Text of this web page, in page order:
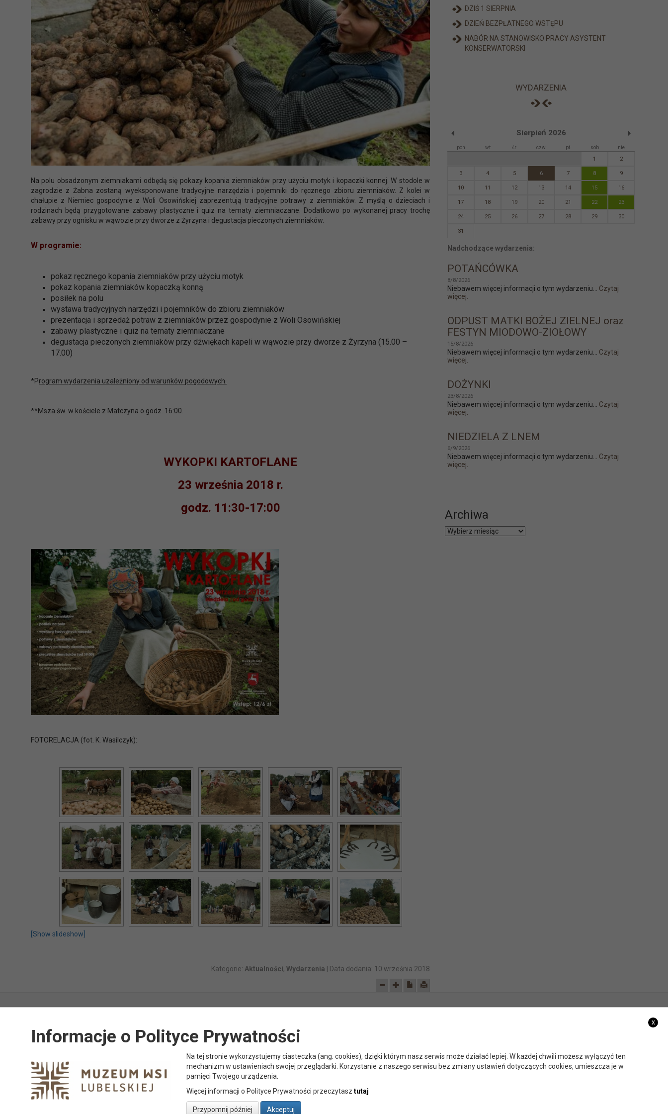
Na polu obsadzonym ziemniakami odbędą się pokazy kopania ziemniaków przy użyciu motyk i kopaczki konnej. W stodole w
zagrodzie z Żabna zostaną wyeksponowane tradycyjne narzędzia i pojemniki do ręcznego zbioru ziemniaków. Z kolei w
chałupie z Niemiec gospodynie z Woli Osowińskiej zaprezentują tradycyjne potrawy z ziemniaków. Z myślą o dzieciach i
rodzinach będą przygotowane zabawy plastyczne i quiz na tematy ziemniaczane. Dodatkowo po wykonanej pracy trochę
zabawy przy ognisku w wąwozie przy dworze z Żyrzyna i degustacja pieczonych ziemniaków.
W programie:
pokaz ręcznego kopania ziemniaków przy użyciu motyk
pokaz kopania ziemniaków kopaczką konną
posiłek na polu
wystawa tradycyjnych narzędzi i pojemników do zbioru ziemniaków
prezentacja i sprzedaż potraw z ziemniaków przez gospodynie z Woli Osowińskiej
zabawy plastyczne i quiz na tematy ziemniaczane
degustacja pieczonych ziemniaków przy dźwiękach kapeli w wąwozie przy dworze z Żyrzyna (15.00 –
17.00)
*Program wydarzenia uzależniony od warunków pogodowych.
**Msza św. w kościele z Matczyna o godz. 16:00.
WYKOPKI KARTOFLANE
23 września 2018 r.
godz. 11:30-17:00
FOTORELACJA (fot. K. Wasilczyk):
[Show slideshow]
Kategorie: Aktualności,Wydarzenia | Data dodania: 10 września 2018
DZIŚ 1 SIERPNIA
DZIEŃ BEZPŁATNEGO WSTĘPU
NABÓR NA STANOWISKO PRACY ASYSTENT
KONSERWATORSKI
WYDARZENIA
Sierpień 2026
pon wt śr czw pt sob nie
1 2
3 4 5 6 7 8 9
10 11 12 13 14 15 16
17 18 19 20 21 22 23
24 25 26 27 28 29 30
31
Nadchodzące wydarzenia:
POTAŃCÓWKA
8/8/2026
Niebawem więcej informacji o tym wydarzeniu... Czytaj
więcej.
ODPUST MATKI BOŻEJ ZIELNEJ oraz
FESTYN MIODOWO-ZIOŁOWY
15/8/2026
Niebawem więcej informacji o tym wydarzeniu... Czytaj
więcej.
DOŻYNKI
23/8/2026
Niebawem więcej informacji o tym wydarzeniu... Czytaj
więcej.
NIEDZIELA Z LNEM
6/9/2026
Niebawem więcej informacji o tym wydarzeniu... Czytaj
więcej.
Archiwa
Archiwa
x
Informacje o Polityce Prywatności
Na tej stronie wykorzystujemy ciasteczka (ang. cookies), dzięki którym nasz serwis może działać lepiej. W każdej chwili możesz wyłączyć ten
mechanizm w ustawieniach swojej przeglądarki. Korzystanie z naszego serwisu bez zmiany ustawień dotyczących cookies, umieszcza je w
pamięci Twojego urządzenia.
Więcej informacji o Polityce Prywatności przeczytasz tutaj
Przypomnij później Akceptuj